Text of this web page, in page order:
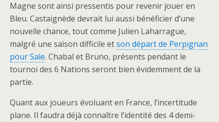
Magne sont ainsi pressentis pour revenir jouer en
Bleu. Castaignède devrait lui aussi bénéficier d’une
nouvelle chance, tout comme Julien Laharrague,
malgré une saison difficile etson départ de Perpignan
pour Sale. Chabal et Bruno, présents pendant le
tournoi des 6 Nations seront bien évidemment de la
partie.
Quant aux joueurs évoluant en France, l’incertitude
plane. Il faudra déjà connaître l’identité des 4 demi-